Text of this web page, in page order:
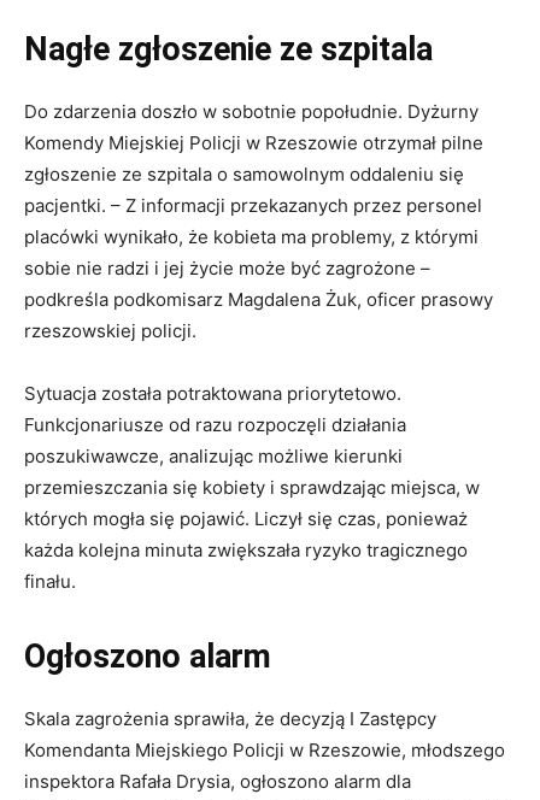
Nagłe zgłoszenie ze szpitala
Do zdarzenia doszło w sobotnie popołudnie. Dyżurny
Komendy Miejskiej Policji w Rzeszowie otrzymał pilne
zgłoszenie ze szpitala o samowolnym oddaleniu się
pacjentki. – Z informacji przekazanych przez personel
placówki wynikało, że kobieta ma problemy, z którymi
sobie nie radzi i jej życie może być zagrożone –
podkreśla podkomisarz Magdalena Żuk, oficer prasowy
rzeszowskiej policji.
Sytuacja została potraktowana priorytetowo.
Funkcjonariusze od razu rozpoczęli działania
poszukiwawcze, analizując możliwe kierunki
przemieszczania się kobiety i sprawdzając miejsca, w
których mogła się pojawić. Liczył się czas, ponieważ
każda kolejna minuta zwiększała ryzyko tragicznego
finału.
Ogłoszono alarm
Skala zagrożenia sprawiła, że decyzją I Zastępcy
Komendanta Miejskiego Policji w Rzeszowie, młodszego
inspektora Rafała Drysia, ogłoszono alarm dla